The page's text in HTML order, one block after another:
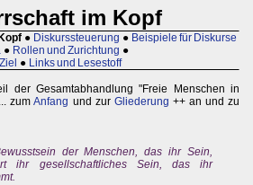
im Kopf
● Diskurssteuerung ● Beispiele für Diskurse
● Rollen und Zurichtung ●
● Links und Lesestoff
der Gesamtabhandlung "Freie Menschen in
zumAnfang und zur Gliederung ++ an und zu
der Menschen, das ihr Sein,
ihr gesellschaftliches Sein, das ihr